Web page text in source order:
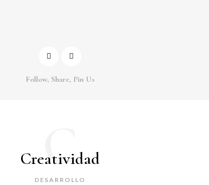
Follow, Share, Pin Us
C
Creatividad
DESARROLLO